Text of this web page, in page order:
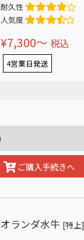
耐久性
人気度
¥7,300〜 税込
4営業日発送
ご購入手続きへ
オランダ水牛 [特上]